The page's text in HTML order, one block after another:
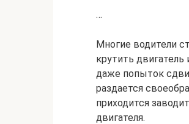
…
Многие водители
крутить
даже попыток
раздается
приходится
двигателя.